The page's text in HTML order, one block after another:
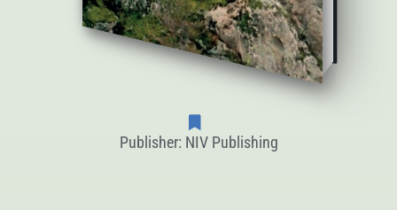
Publisher: NIV Publishing